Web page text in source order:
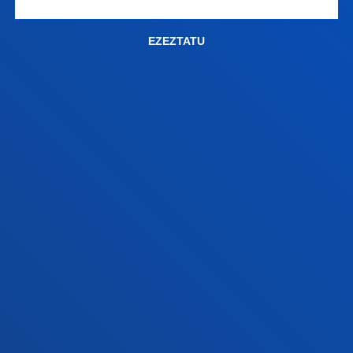
EZEZTATU
Jarri gurekin harremanetan